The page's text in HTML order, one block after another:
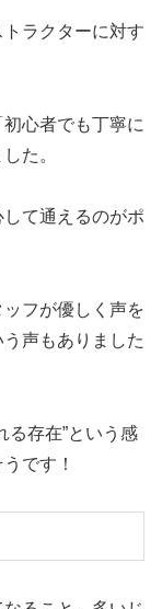
ラクターに対す
心者でも丁寧に
た。
て通えるのがポ
フが優しく声を
声もありました
る存在”という感
です！